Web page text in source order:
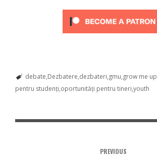
debate Dezbatere dezbateri gmu grow me up
pentru studenți oportunități pentru tineri youth
PREVIOUS